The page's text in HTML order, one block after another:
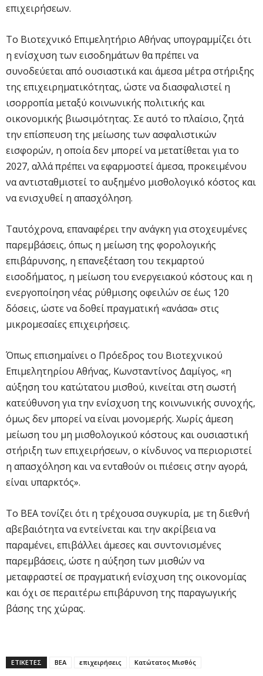
επιχειρήσεων.
Το Βιοτεχνικό Επιμελητήριο Αθήνας υπογραμμίζει ότι
η ενίσχυση των εισοδημάτων θα πρέπει να
συνοδεύεται από ουσιαστικά και άμεσα μέτρα στήριξης
της επιχειρηματικότητας, ώστε να διασφαλιστεί η
ισορροπία μεταξύ κοινωνικής πολιτικής και
οικονομικής βιωσιμότητας. Σε αυτό το πλαίσιο, ζητά
την επίσπευση της μείωσης των ασφαλιστικών
εισφορών, η οποία δεν μπορεί να μετατίθεται για το
2027, αλλά πρέπει να εφαρμοστεί άμεσα, προκειμένου
να αντισταθμιστεί το αυξημένο μισθολογικό κόστος και
να ενισχυθεί η απασχόληση.
Ταυτόχρονα, επαναφέρει την ανάγκη για στοχευμένες
παρεμβάσεις, όπως η μείωση της φορολογικής
επιβάρυνσης, η επανεξέταση του τεκμαρτού
εισοδήματος, η μείωση του ενεργειακού κόστους και η
ενεργοποίηση νέας ρύθμισης οφειλών σε έως 120
δόσεις, ώστε να δοθεί πραγματική «ανάσα» στις
μικρομεσαίες επιχειρήσεις.
Όπως επισημαίνει ο Πρόεδρος του Βιοτεχνικού
Επιμελητηρίου Αθήνας, Κωνσταντίνος Δαμίγος, «η
αύξηση του κατώτατου μισθού, κινείται στη σωστή
κατεύθυνση για την ενίσχυση της κοινωνικής συνοχής,
όμως δεν μπορεί να είναι μονομερής. Χωρίς άμεση
μείωση του μη μισθολογικού κόστους και ουσιαστική
στήριξη των επιχειρήσεων, ο κίνδυνος να περιοριστεί
η απασχόληση και να ενταθούν οι πιέσεις στην αγορά,
είναι υπαρκτός».
Το ΒΕΑ τονίζει ότι η τρέχουσα συγκυρία, με τη διεθνή
αβεβαιότητα να εντείνεται και την ακρίβεια να
παραμένει, επιβάλλει άμεσες και συντονισμένες
παρεμβάσεις, ώστε η αύξηση των μισθών να
μεταφραστεί σε πραγματική ενίσχυση της οικονομίας
και όχι σε περαιτέρω επιβάρυνση της παραγωγικής
βάσης της χώρας.
ΕΤΙΚΕΤΕΣ ΒΕΑ επιχειρήσεις Κατώτατος Μισθός